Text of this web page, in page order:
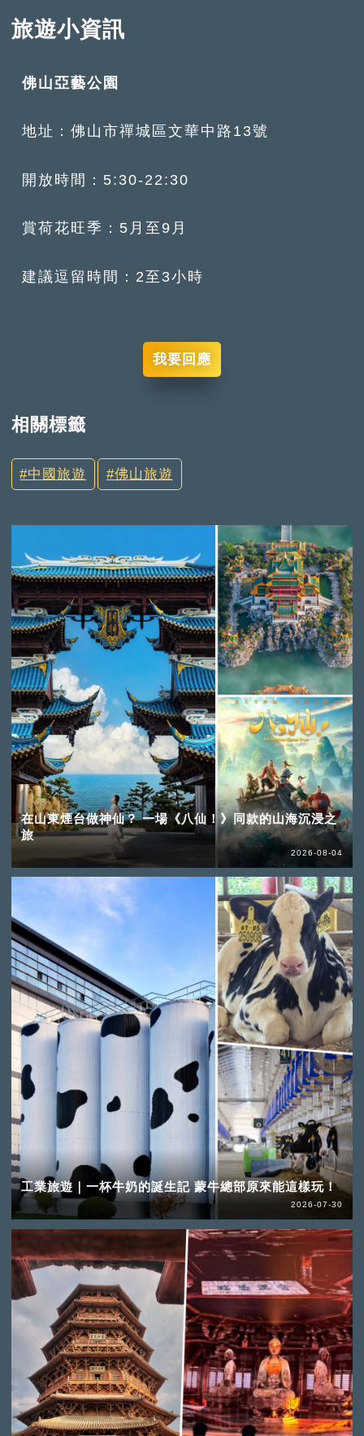
旅遊小資訊
佛山亞藝公園
地址：佛山市禪城區文華中路13號
開放時間：5:30-22:30
賞荷花旺季：5月至9月
建議逗留時間：2至3小時
我要回應
相關標籤
中國旅遊 佛山旅遊
在山東煙台做神仙？ 一場《八仙！》同款的山海沉浸之
旅
2026-08-04
工業旅遊｜一杯牛奶的誕生記 蒙牛總部原來能這樣玩！
2026-07-30